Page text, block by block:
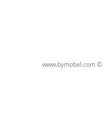
www.bymobel.com ©